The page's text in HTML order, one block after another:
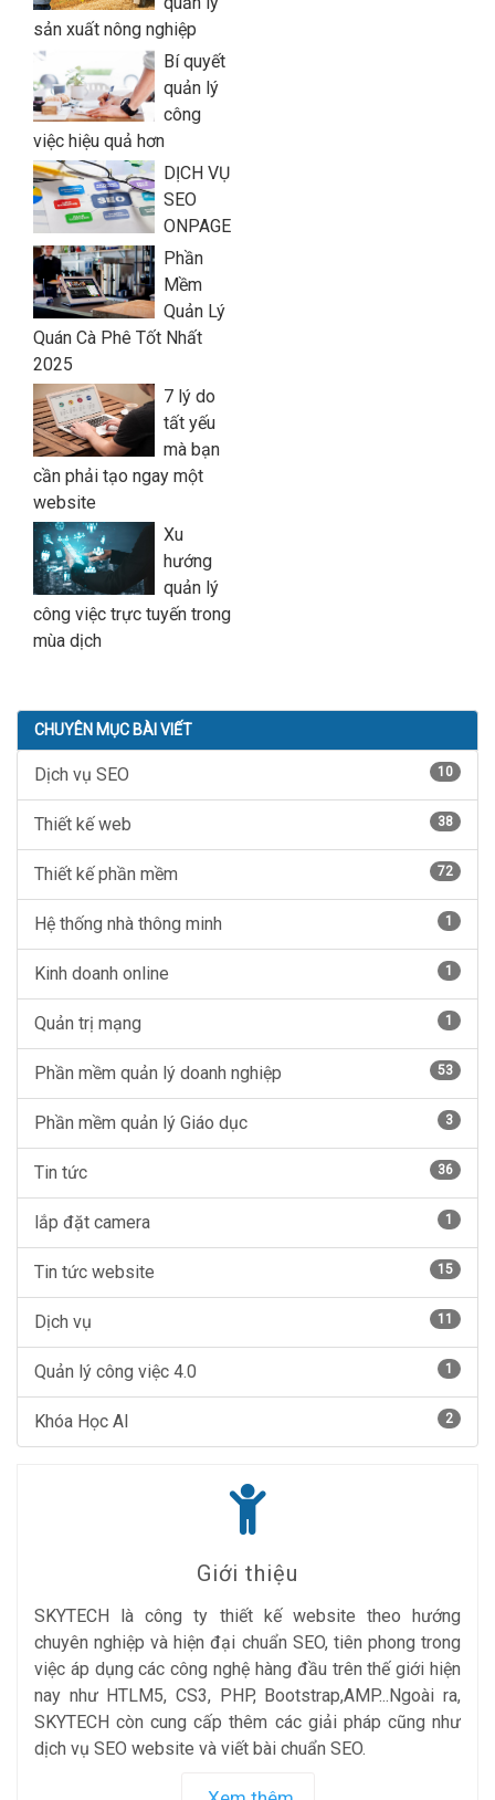
sản xuất nông nghiệp
Bí quyết
quản lý
công
việc hiệu quả hơn
DỊCH VỤ
SEO
ONPAGE
Phần
Mềm
Quản Lý
Quán Cà Phê Tốt Nhất
2025
7 lý do
tất yếu
mà bạn
cần phải tạo ngay một
website
Xu
hướng
quản lý
công việc trực tuyến trong
mùa dịch
CHUYÊN MỤC BÀI VIẾT
Dịch vụ SEO 10
Thiết kế web 38
Thiết kế phần mềm 72
Hệ thống nhà thông minh 1
Kinh doanh online 1
Quản trị mạng 1
Phần mềm quản lý doanh nghiệp 53
Phần mềm quản lý Giáo dục 3
Tin tức 36
lắp đặt camera 1
Tin tức website 15
Dịch vụ 11
Quản lý công việc 4.0 1
Khóa Học AI 2
Giới thiệu
SKYTECH là công ty thiết kế website theo hướng
chuyên nghiệp và hiện đại chuẩn SEO, tiên phong trong
việc áp dụng các công nghệ hàng đầu trên thế giới hiện
nay như HTLM5, CS3, PHP, Bootstrap,AMP...Ngoài ra,
SKYTECH còn cung cấp thêm các giải pháp cũng như
dịch vụ SEO website và viết bài chuẩn SEO.